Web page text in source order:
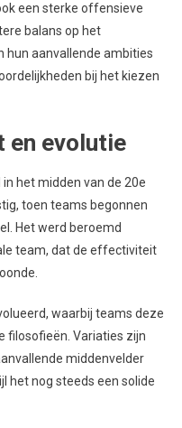
een sterke offensieve
balans op het
hun aanvallende ambities
bij het kiezen
en evolutie
het midden van de 20e
toen teams begonnen
Het werd beroemd
team, dat de effectiviteit
waarbij teams deze
filosofieën. Variaties zijn
middenvelder
het nog steeds een solide